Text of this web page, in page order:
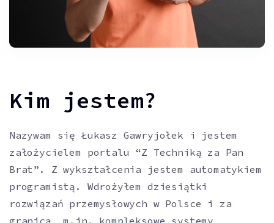
Kim jestem?
Nazywam się Łukasz Gawryjołek i jestem
założycielem portalu “Z Techniką za Pan
Brat”. Z wykształcenia jestem automatykiem
programistą. Wdrożyłem dziesiątki
rozwiązań przemysłowych w Polsce i za